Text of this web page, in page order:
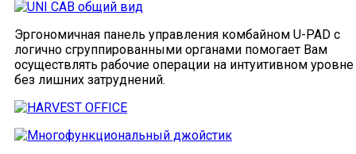
Эргономичная панель управления комбайном U-PAD с
логично сгруппированными органами помогает Вам
осуществлять рабочие операции на интуитивном уровне
без лишних затруднений.